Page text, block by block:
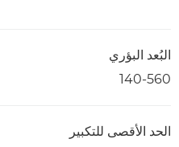
البُعد البؤري
140-560
الحد الأقصى للتكبير